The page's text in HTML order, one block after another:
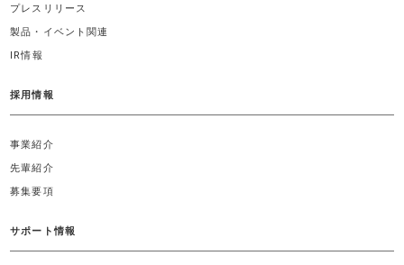
プレスリリース
製品・イベント関連
IR情報
採用情報
事業紹介
先輩紹介
募集要項
サポート情報